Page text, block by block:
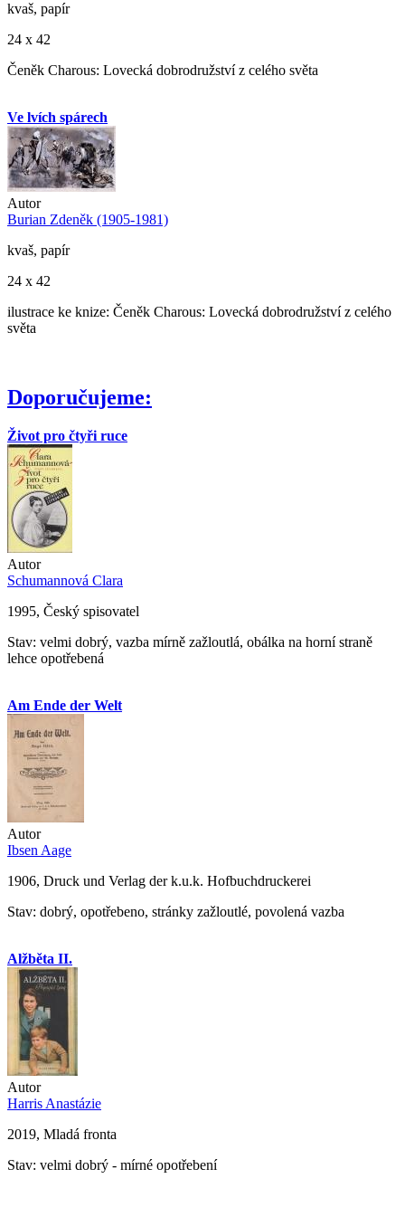
kvaš, papír
24 x 42
Čeněk Charous: Lovecká dobrodružství z celého světa
Ve lvích spárech
Autor
Burian Zdeněk (1905-1981)
kvaš, papír
24 x 42
ilustrace ke knize: Čeněk Charous: Lovecká dobrodružství z celého
světa
Doporučujeme:
Život pro čtyři ruce
Autor
Schumannová Clara
1995, Český spisovatel
Stav: velmi dobrý, vazba mírně zažloutlá, obálka na horní straně
lehce opotřebená
Am Ende der Welt
Autor
Ibsen Aage
1906, Druck und Verlag der k.u.k. Hofbuchdruckerei
Stav: dobrý, opotřebeno, stránky zažloutlé, povolená vazba
Alžběta II.
Autor
Harris Anastázie
2019, Mladá fronta
Stav: velmi dobrý - mírné opotřebení